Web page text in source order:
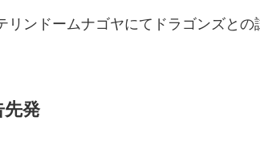
リンドームナゴヤにてドラゴンズと
先発